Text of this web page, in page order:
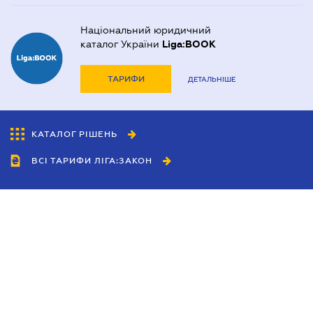
Національний юридичний
каталог України Liga:BOOK
ТАРИФИ ДЕТАЛЬНІШЕ
КАТАЛОГ РІШЕНЬ
ВСІ ТАРИФИ ЛІГА:ЗАКОН